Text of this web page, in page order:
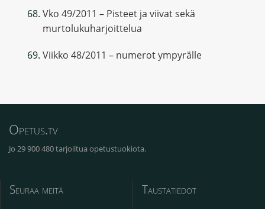
Vko 49/2011 – Pisteet ja viivat sekä
murtolukuharjoittelua
Viikko 48/2011 – numerot ympyrälle
Opetus.tv
Jo 29 900 480 tarjoiltua opetustuokiota.
Seuraa meitä Taustatiedot